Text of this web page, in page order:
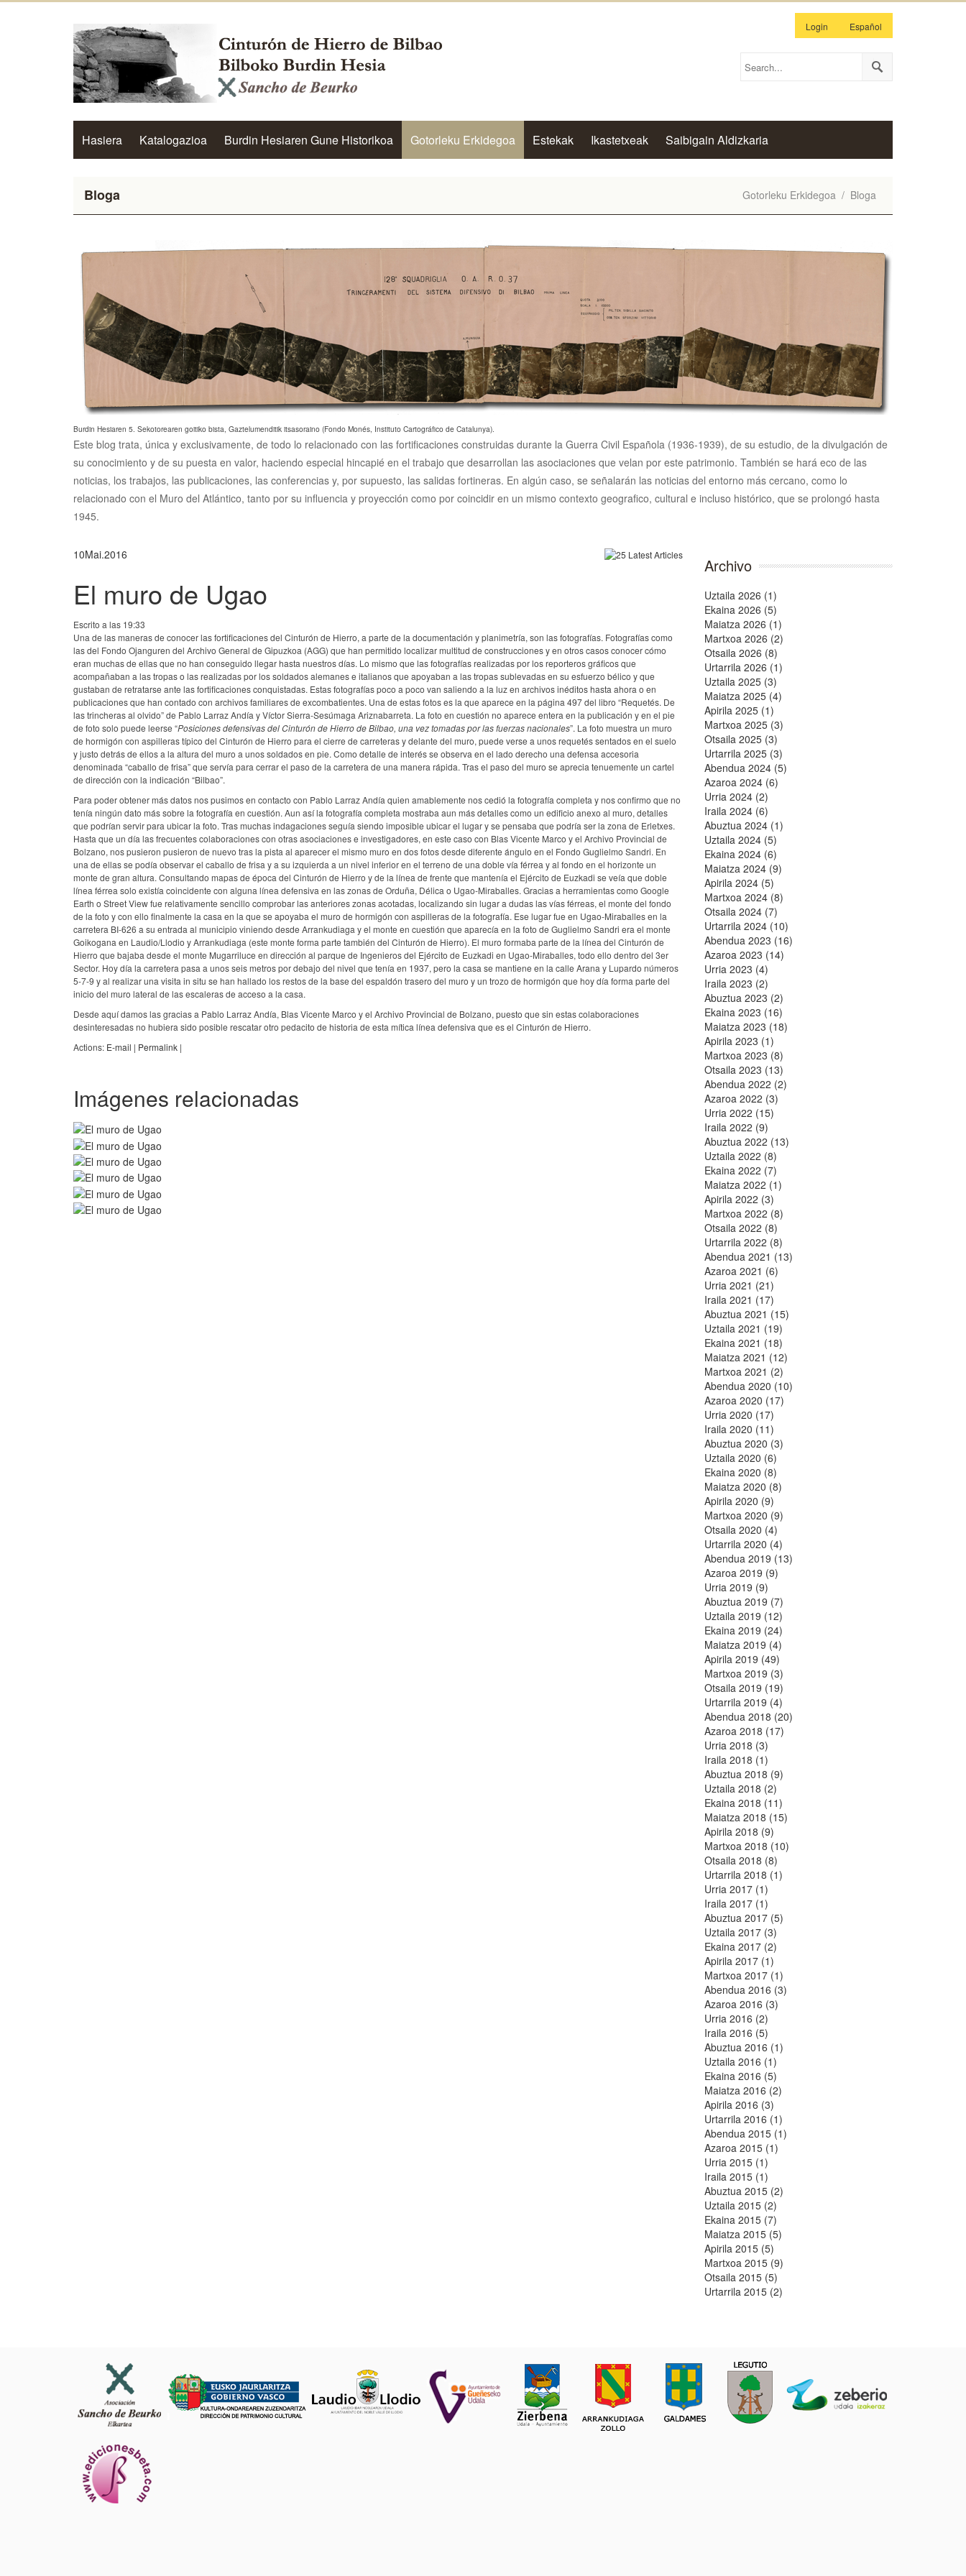
Login Español
Hasiera Katalogazioa Burdin Hesiaren Gune Historikoa Gotorleku Erkidegoa Estekak Ikastetxeak Saibigain Aldizkaria
Bloga Gotorleku Erkidegoa / Bloga
Burdin Hesiaren 5. Sekotorearen goitiko bista, Gaztelumenditik itsasoraino (Fondo Monés, Instituto Cartográfico de Catalunya).
Este blog trata, única y exclusivamente, de todo lo relacionado con las fortificaciones construidas durante la Guerra Civil Española (1936-1939), de su estudio, de la divulgación de
su conocimiento y de su puesta en valor, haciendo especial hincapié en el trabajo que desarrollan las asociaciones que velan por este patrimonio. También se hará eco de las
noticias, los trabajos, las publicaciones, las conferencias y, por supuesto, las salidas fortineras. En algún caso, se señalarán las noticias del entorno más cercano, como lo
relacionado con el Muro del Atlántico, tanto por su influencia y proyección como por coincidir en un mismo contexto geografico, cultural e incluso histórico, que se prolongó hasta
1945.
10Mai.2016
El muro de Ugao
Escrito a las 19:33
Una de las maneras de conocer las fortificaciones del Cinturón de Hierro, a parte de la documentación y planimetría, son las fotografías. Fotografías como
las del Fondo Ojanguren del Archivo General de Gipuzkoa (AGG) que han permitido localizar multitud de construcciones y en otros casos conocer cómo
eran muchas de ellas que no han conseguido llegar hasta nuestros días. Lo mismo que las fotografías realizadas por los reporteros gráficos que
acompañaban a las tropas o las realizadas por los soldados alemanes e italianos que apoyaban a las tropas sublevadas en su esfuerzo bélico y que
gustaban de retratarse ante las fortificaciones conquistadas. Estas fotografías poco a poco van saliendo a la luz en archivos inéditos hasta ahora o en
publicaciones que han contado con archivos familiares de excombatientes. Una de estas fotos es la que aparece en la página 497 del libro “Requetés. De
las trincheras al olvido” de Pablo Larraz Andía y Víctor Sierra-Sesúmaga Ariznabarreta. La foto en cuestión no aparece entera en la publicación y en el pie
de foto solo puede leerse “Posiciones defensivas del Cinturón de Hierro de Bilbao, una vez tomadas por las fuerzas nacionales”. La foto muestra un muro
de hormigón con aspilleras típico del Cinturón de Hierro para el cierre de carreteras y delante del muro, puede verse a unos requetés sentados en el suelo
y justo detrás de ellos a la altura del muro a unos soldados en pie. Como detalle de interés se observa en el lado derecho una defensa accesoria
denominada “caballo de frisa” que servía para cerrar el paso de la carretera de una manera rápida. Tras el paso del muro se aprecia tenuemente un cartel
de dirección con la indicación “Bilbao”.
Para poder obtener más datos nos pusimos en contacto con Pablo Larraz Andía quien amablemente nos cedió la fotografía completa y nos confirmo que no
tenía ningún dato más sobre la fotografía en cuestión. Aun así la fotografía completa mostraba aun más detalles como un edificio anexo al muro, detalles
que podrían servir para ubicar la foto. Tras muchas indagaciones seguía siendo imposible ubicar el lugar y se pensaba que podría ser la zona de Erletxes.
Hasta que un día las frecuentes colaboraciones con otras asociaciones e investigadores, en este caso con Blas Vicente Marco y el Archivo Provincial de
Bolzano, nos pusieron pusieron de nuevo tras la pista al aparecer el mismo muro en dos fotos desde diferente ángulo en el Fondo Guglielmo Sandri. En
una de ellas se podía observar el caballo de frisa y a su izquierda a un nivel inferior en el terreno de una doble vía férrea y al fondo en el horizonte un
monte de gran altura. Consultando mapas de época del Cinturón de Hierro y de la línea de frente que mantenía el Ejército de Euzkadi se veía que doble
línea férrea solo existía coincidente con alguna línea defensiva en las zonas de Orduña, Délica o Ugao-Miraballes. Gracias a herramientas como Google
Earth o Street View fue relativamente sencillo comprobar las anteriores zonas acotadas, localizando sin lugar a dudas las vías férreas, el monte del fondo
de la foto y con ello finalmente la casa en la que se apoyaba el muro de hormigón con aspilleras de la fotografía. Ese lugar fue en Ugao-Miraballes en la
carretera BI-626 a su entrada al municipio viniendo desde Arrankudiaga y el monte en cuestión que aparecía en la foto de Guglielmo Sandri era el monte
Goikogana en Laudio/Llodio y Arrankudiaga (este monte forma parte también del Cinturón de Hierro). El muro formaba parte de la línea del Cinturón de
Hierro que bajaba desde el monte Mugarriluce en dirección al parque de Ingenieros del Ejército de Euzkadi en Ugao-Miraballes, todo ello dentro del 3er
Sector. Hoy día la carretera pasa a unos seis metros por debajo del nivel que tenía en 1937, pero la casa se mantiene en la calle Arana y Lupardo números
5-7-9 y al realizar una visita in situ se han hallado los restos de la base del espaldón trasero del muro y un trozo de hormigón que hoy día forma parte del
inicio del muro lateral de las escaleras de acceso a la casa.
Desde aquí damos las gracias a Pablo Larraz Andía, Blas Vicente Marco y el Archivo Provincial de Bolzano, puesto que sin estas colaboraciones
desinteresadas no hubiera sido posible rescatar otro pedacito de historia de esta mítica línea defensiva que es el Cinturón de Hierro.
Actions: E-mail | Permalink |
Imágenes relacionadas
Archivo
Uztaila 2026 (1)
Ekaina 2026 (5)
Maiatza 2026 (1)
Martxoa 2026 (2)
Otsaila 2026 (8)
Urtarrila 2026 (1)
Uztaila 2025 (3)
Maiatza 2025 (4)
Apirila 2025 (1)
Martxoa 2025 (3)
Otsaila 2025 (3)
Urtarrila 2025 (3)
Abendua 2024 (5)
Azaroa 2024 (6)
Urria 2024 (2)
Iraila 2024 (6)
Abuztua 2024 (1)
Uztaila 2024 (5)
Ekaina 2024 (6)
Maiatza 2024 (9)
Apirila 2024 (5)
Martxoa 2024 (8)
Otsaila 2024 (7)
Urtarrila 2024 (10)
Abendua 2023 (16)
Azaroa 2023 (14)
Urria 2023 (4)
Iraila 2023 (2)
Abuztua 2023 (2)
Ekaina 2023 (16)
Maiatza 2023 (18)
Apirila 2023 (1)
Martxoa 2023 (8)
Otsaila 2023 (13)
Abendua 2022 (2)
Azaroa 2022 (3)
Urria 2022 (15)
Iraila 2022 (9)
Abuztua 2022 (13)
Uztaila 2022 (8)
Ekaina 2022 (7)
Maiatza 2022 (1)
Apirila 2022 (3)
Martxoa 2022 (8)
Otsaila 2022 (8)
Urtarrila 2022 (8)
Abendua 2021 (13)
Azaroa 2021 (6)
Urria 2021 (21)
Iraila 2021 (17)
Abuztua 2021 (15)
Uztaila 2021 (19)
Ekaina 2021 (18)
Maiatza 2021 (12)
Martxoa 2021 (2)
Abendua 2020 (10)
Azaroa 2020 (17)
Urria 2020 (17)
Iraila 2020 (11)
Abuztua 2020 (3)
Uztaila 2020 (6)
Ekaina 2020 (8)
Maiatza 2020 (8)
Apirila 2020 (9)
Martxoa 2020 (9)
Otsaila 2020 (4)
Urtarrila 2020 (4)
Abendua 2019 (13)
Azaroa 2019 (9)
Urria 2019 (9)
Abuztua 2019 (7)
Uztaila 2019 (12)
Ekaina 2019 (24)
Maiatza 2019 (4)
Apirila 2019 (49)
Martxoa 2019 (3)
Otsaila 2019 (19)
Urtarrila 2019 (4)
Abendua 2018 (20)
Azaroa 2018 (17)
Urria 2018 (3)
Iraila 2018 (1)
Abuztua 2018 (9)
Uztaila 2018 (2)
Ekaina 2018 (11)
Maiatza 2018 (15)
Apirila 2018 (9)
Martxoa 2018 (10)
Otsaila 2018 (8)
Urtarrila 2018 (1)
Urria 2017 (1)
Iraila 2017 (1)
Abuztua 2017 (5)
Uztaila 2017 (3)
Ekaina 2017 (2)
Apirila 2017 (1)
Martxoa 2017 (1)
Abendua 2016 (3)
Azaroa 2016 (3)
Urria 2016 (2)
Iraila 2016 (5)
Abuztua 2016 (1)
Uztaila 2016 (1)
Ekaina 2016 (5)
Maiatza 2016 (2)
Apirila 2016 (3)
Urtarrila 2016 (1)
Abendua 2015 (1)
Azaroa 2015 (1)
Urria 2015 (1)
Iraila 2015 (1)
Abuztua 2015 (2)
Uztaila 2015 (2)
Ekaina 2015 (7)
Maiatza 2015 (5)
Apirila 2015 (5)
Martxoa 2015 (9)
Otsaila 2015 (5)
Urtarrila 2015 (2)